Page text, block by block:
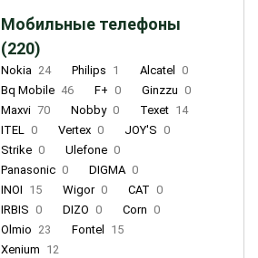
Мобильные телефоны
(220)
Nokia 24 Philips 1 Alcatel
0
Bq Mobile 46 F+ 0 Ginzzu 0
Maxvi 70 Nobby 0 Texet 14
ITEL 0 Vertex 0 JOY'S 0
Strike 0 Ulefone 0
Panasonic 0 DIGMA 0
INOI 15 Wigor 0 CAT 0
IRBIS 0 DIZO 0 Corn 0
Olmio 23 Fontel
15
Xenium 12